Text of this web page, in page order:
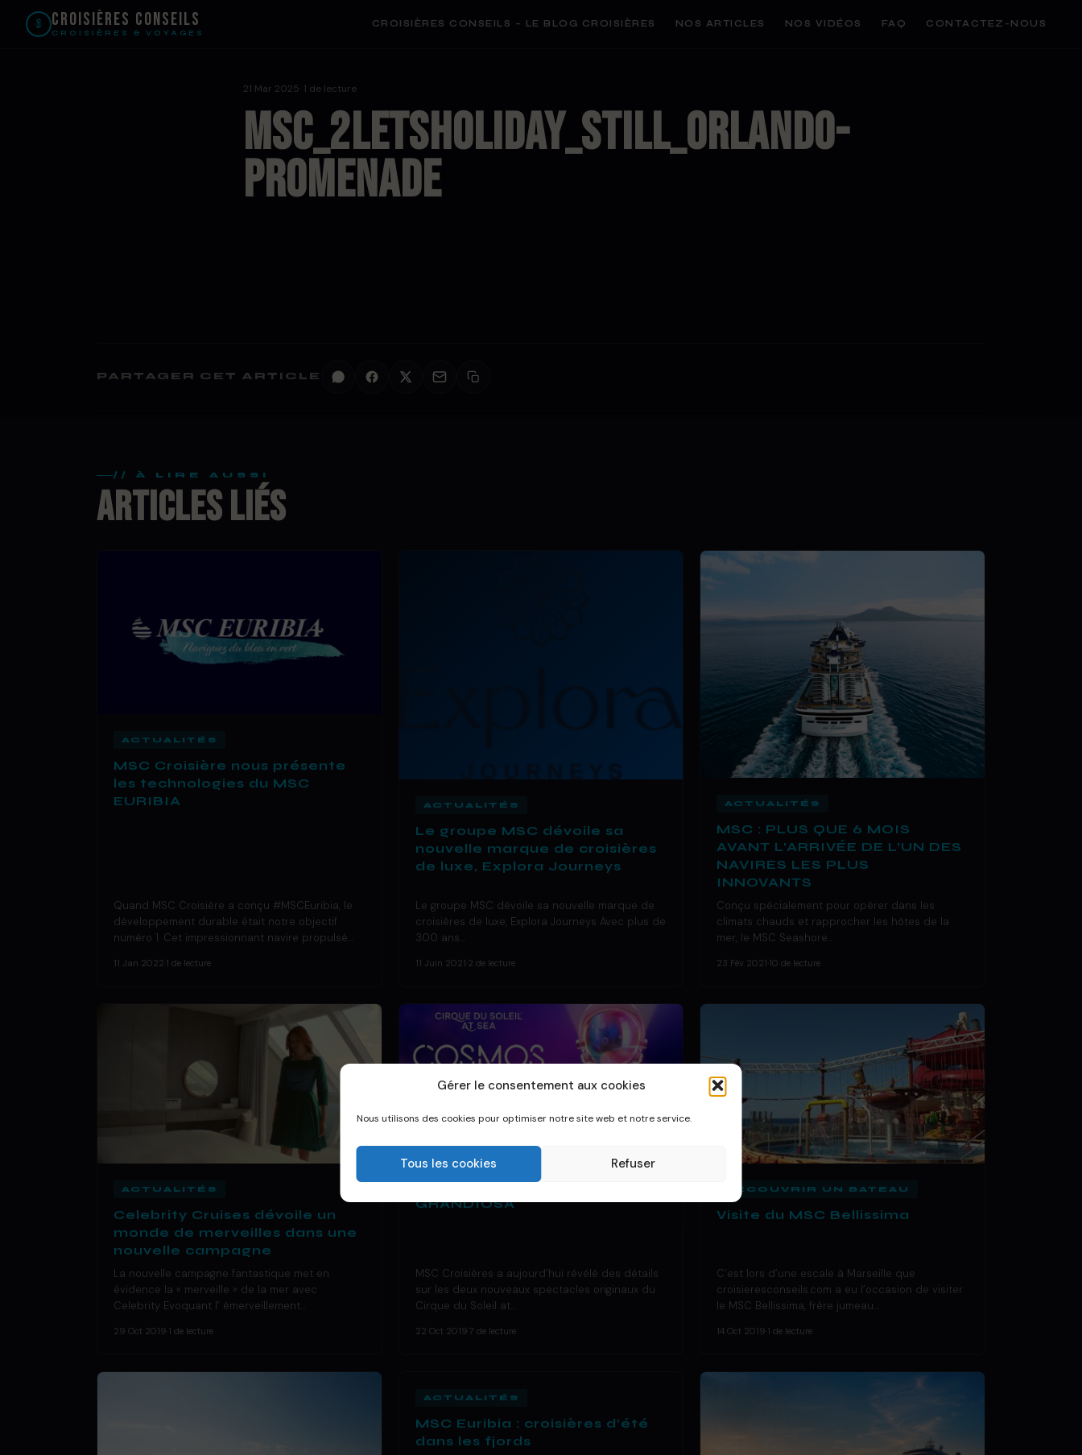
Gérer le consentement aux cookies
Nous utilisons des cookies pour optimiser notre site web et notre service.
Tous les cookies Refuser
Croisières Conseils
CROISIÈRES & VOYAGES
CROISIÈRES CONSEILS – LE BLOG CROISIÈRES NOS ARTICLES NOS VIDÉOS FAQ CONTACTEZ-NOUS
21 Mar 2025 · 1 de lecture
msc_2letsholiday_still_orlando-
promenade
PARTAGER CET ARTICLE
// À LIRE AUSSI
ARTICLES LIÉS
ACTUALITÉS
MSC Croisière nous présente
les technologies du MSC
EURIBIA
Quand MSC Croisière a conçu #MSCEuribia, le
développement durable était notre objectif
numéro 1. Cet impressionnant navire propulsé…
11 Jan 2022 1 de lecture
ACTUALITÉS
Le groupe MSC dévoile sa
nouvelle marque de croisières
de luxe, Explora Journeys
Le groupe MSC dévoile sa nouvelle marque de
croisières de luxe, Explora Journeys Avec plus de
300 ans…
11 Juin 2021 2 de lecture
ACTUALITÉS
MSC : PLUS QUE 6 MOIS
AVANT L’ARRIVÉE DE L’UN DES
NAVIRES LES PLUS
INNOVANTS
Conçu spécialement pour opérer dans les
climats chauds et rapprocher les hôtes de la
mer, le MSC Seashore…
23 Fév 2021 10 de lecture
ACTUALITÉS
Celebrity Cruises dévoile un
monde de merveilles dans une
nouvelle campagne
La nouvelle campagne fantastique met en
évidence la « merveille » de la mer avec
Celebrity Evoquant l’ émerveillement…
29 Oct 2019 1 de lecture
Nouveaux spectacles du
cirque du soleil – MSC
GRANDIOSA
MSC Croisières a aujourd’hui révélé des détails
sur les deux nouveaux spectacles originaux du
Cirque du Soleil at…
22 Oct 2019 7 de lecture
DÉCOUVRIR UN BATEAU
Visite du MSC Bellissima
C’est lors d’une escale à Marseille que
croisieresconseils.com a eu l’occasion de visiter
le MSC Bellissima, frère jumeau…
14 Oct 2019 1 de lecture
ACTUALITÉS
MSC Euribia : croisières d’été
dans les fjords